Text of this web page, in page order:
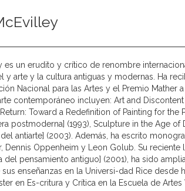
es un erudito y crítico de renombre
y arte y la cultura antiguas y modernas. Ha
Nacional para las Artes y el Premio Mather
contemporáneo incluyen: Art and
Return: Toward a Redefinition of Painting for
postmoderna] (1993), Sculpture in the Age
antiarte] (2003). Además, ha escrito
Dennis Oppenheim y Leon Golub. Su
del pensamiento antiguo] (2001), ha sido
enseñanzas en la Universi-dad Rice
en Es-critura y Crítica en la Escuela de Artes